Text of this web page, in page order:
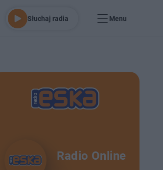
Słuchaj radia Menu
Radio Online